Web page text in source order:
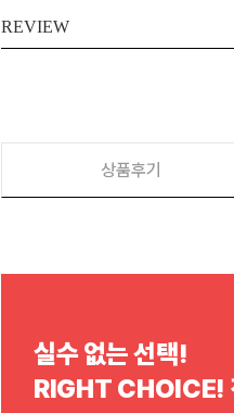
REVIEW
상품후기
실수 없는 선택!
RIGHT CHOICE!